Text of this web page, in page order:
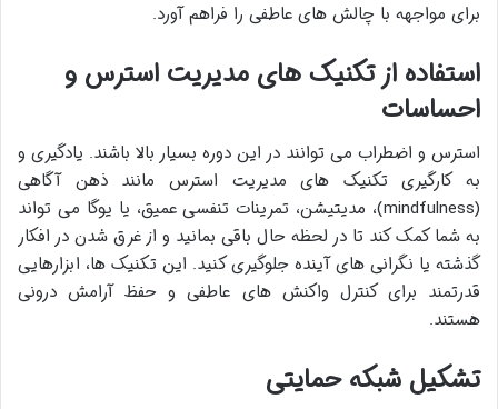
برای مواجهه با چالش های عاطفی را فراهم آورد.
استفاده از تکنیک های مدیریت استرس و
احساسات
استرس و اضطراب می توانند در این دوره بسیار بالا باشند. یادگیری و
به کارگیری تکنیک های مدیریت استرس مانند ذهن آگاهی
(mindfulness)، مدیتیشن، تمرینات تنفسی عمیق، یا یوگا می تواند
به شما کمک کند تا در لحظه حال باقی بمانید و از غرق شدن در افکار
گذشته یا نگرانی های آینده جلوگیری کنید. این تکنیک ها، ابزارهایی
قدرتمند برای کنترل واکنش های عاطفی و حفظ آرامش درونی
هستند.
تشکیل شبکه حمایتی